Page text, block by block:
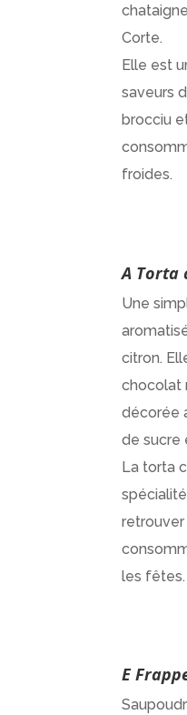
Elle est
saveurs
brocciu
froides.
A Torta
Une
citron.
chocolat
décorée
de sucre
La torta
les fêtes.
E